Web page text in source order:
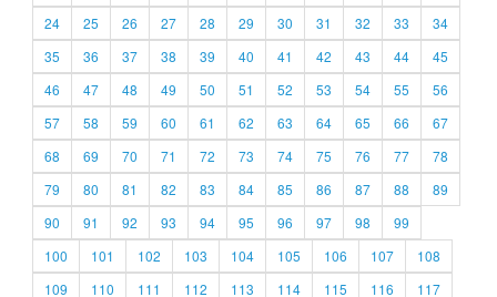
24
25 26 27 28 29 30 31 32 33
34
35
36 37 38 39 40 41 42 43 44
45
46
47 48 49 50 51 52 53 54 55
56
57
58 59 60 61 62 63 64 65 66
67
68
69 70 71 72 73 74 75 76 77
78
79
80 81 82 83 84 85 86 87 88
89
90
91 92 93 94 95 96 97 98
99
100
101 102 103 104 105 106 107
108
109
110 111 112 113 114 115 116 117